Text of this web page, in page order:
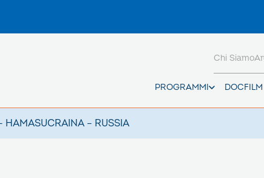
PROGRAMMI DOCFILM
Chi Siamo
HAMASUCRAINA – RUSSIA